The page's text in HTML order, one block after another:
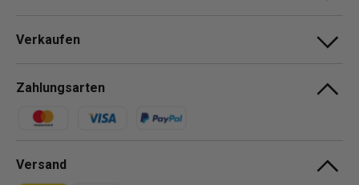
Verkaufen
Zahlungsarten
Zahlungsmethoden
Versand